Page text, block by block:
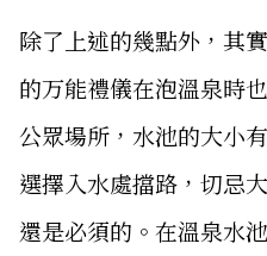
除了上述的幾點外，其
的万能禮儀在泡溫泉時
公眾場所，水池的大小
選擇入水處擋路，切忌
還是必須的。在溫泉水